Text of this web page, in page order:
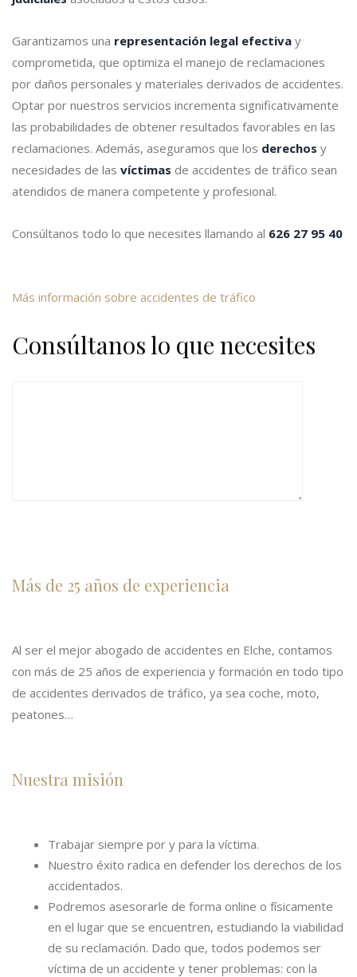
Garantizamos una representación legal efectiva y
comprometida, que optimiza el manejo de reclamaciones
por daños personales y materiales derivados de accidentes.
Optar por nuestros servicios incrementa significativamente
las probabilidades de obtener resultados favorables en las
reclamaciones. Además, aseguramos que los derechos y
necesidades de las víctimas de accidentes de tráfico sean
atendidos de manera competente y profesional.
Consúltanos todo lo que necesites llamando al 626 27 95 40
Más información sobre accidentes de tráfico
Consúltanos lo que necesites
Más de 25 años de experiencia
Al ser el mejor abogado de accidentes en Elche, contamos
con más de 25 años de experiencia y formación en todo tipo
de accidentes derivados de tráfico, ya sea coche, moto,
peatones…
Nuestra misión
Trabajar siempre por y para la víctima.
Nuestro éxito radica en defender los derechos de los
accidentados.
Podremos asesorarle de forma online o físicamente
en el lugar que se encuentren, estudiando la viabilidad
de su reclamación. Dado que, todos podemos ser
víctima de un accidente y tener problemas: con la